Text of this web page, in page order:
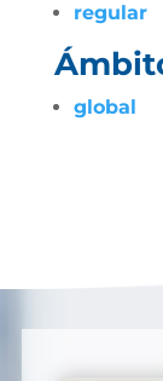
regular
global